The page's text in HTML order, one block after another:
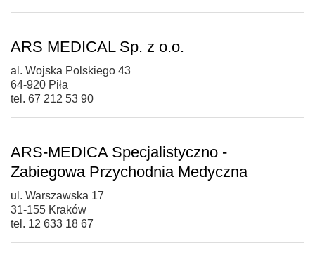
ARS MEDICAL Sp. z o.o.
al. Wojska Polskiego 43
64-920 Piła
tel. 67 212 53 90
ARS-MEDICA Specjalistyczno -
Zabiegowa Przychodnia Medyczna
ul. Warszawska 17
31-155 Kraków
tel. 12 633 18 67